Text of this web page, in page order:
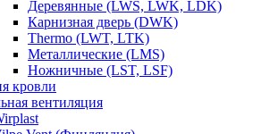
Деревянные (LWS, LWK, LDK)
Карнизная дверь (DWK)
Thermo (LWT, LTK)
Металлические (LMS)
Ножничные (LST, LSF)
кровли
вентиляция